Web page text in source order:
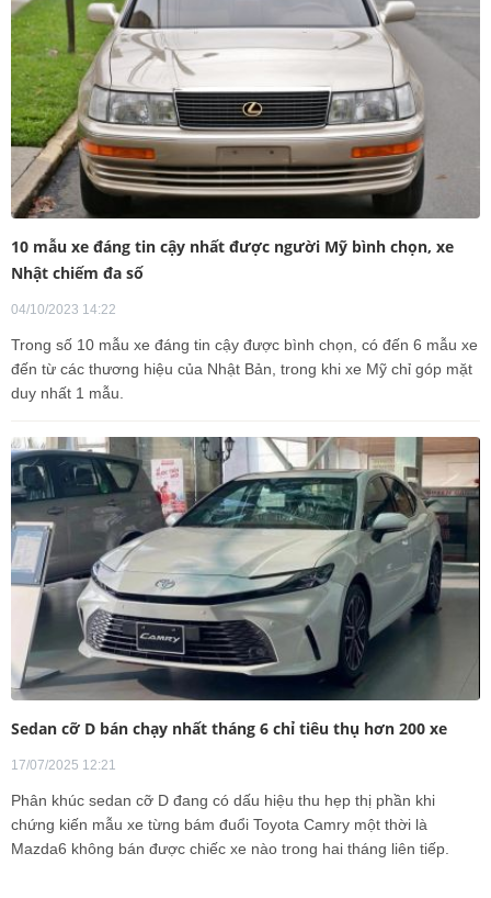
10 mẫu xe đáng tin cậy nhất được người Mỹ bình chọn, xe
Nhật chiếm đa số
04/10/2023 14:22
Trong số 10 mẫu xe đáng tin cậy được bình chọn, có đến 6 mẫu xe
đến từ các thương hiệu của Nhật Bản, trong khi xe Mỹ chỉ góp mặt
duy nhất 1 mẫu.
Sedan cỡ D bán chạy nhất tháng 6 chỉ tiêu thụ hơn 200 xe
17/07/2025 12:21
Phân khúc sedan cỡ D đang có dấu hiệu thu hẹp thị phần khi
chứng kiến mẫu xe từng bám đuổi Toyota Camry một thời là
Mazda6 không bán được chiếc xe nào trong hai tháng liên tiếp.